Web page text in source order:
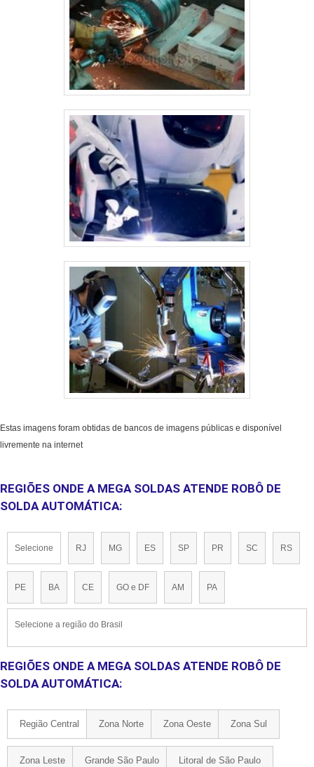
Estas imagens foram obtidas de bancos de imagens públicas e disponível
livremente na internet
REGIÕES ONDE A MEGA SOLDAS ATENDE ROBÔ DE
SOLDA AUTOMÁTICA:
Selecione RJ MG ES SP PR SC RS
PE BA CE GO e DF AM PA
Selecione a região do Brasil
REGIÕES ONDE A MEGA SOLDAS ATENDE ROBÔ DE
SOLDA AUTOMÁTICA:
Região Central Zona Norte Zona Oeste Zona Sul
Zona Leste Grande São Paulo Litoral de São Paulo